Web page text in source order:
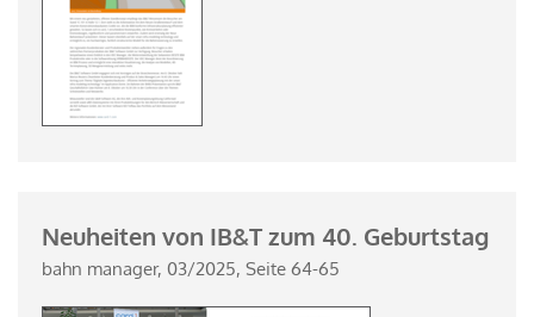
Neuheiten von IB&T zum 40. Geburtstag
bahn manager, 03/2025, Seite 64-65